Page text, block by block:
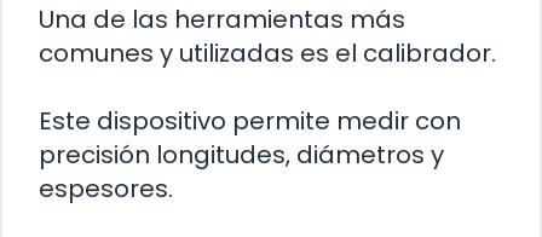
Una de las herramientas más
comunes y utilizadas es el calibrador.
Este dispositivo permite medir con
precisión longitudes, diámetros y
espesores.